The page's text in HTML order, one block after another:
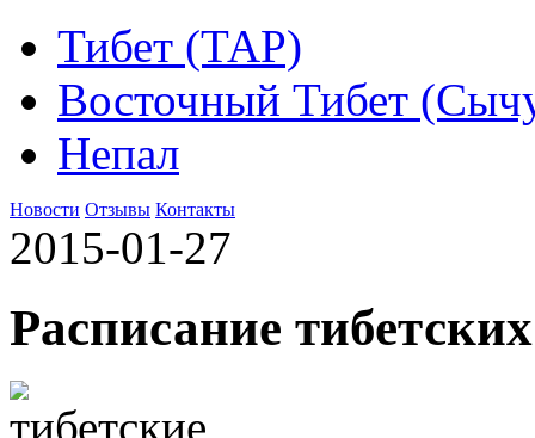
Тибет (ТАР)
Восточный Тибет
Непал
Новости Отзывы Контакты
2015-01-27
Расписание